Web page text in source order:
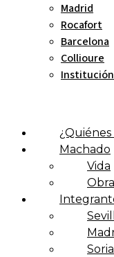
Madrid
Rocafort
Barcelona
Collioure
Institución
¿Quiénes
Machado
Vida
Obra
Soria